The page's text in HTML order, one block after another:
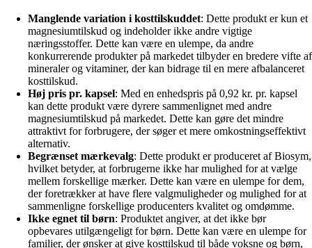
Manglende variation i kosttilskuddet: Dette produkt er kun et
magnesiumtilskud og indeholder ikke andre vigtige
næringsstoffer. Dette kan være en ulempe, da andre
konkurrerende produkter på markedet tilbyder en bredere vifte af
mineraler og vitaminer, der kan bidrage til en mere afbalanceret
kosttilskud.
Høj pris pr. kapsel: Med en enhedspris på 0,92 kr. pr. kapsel
kan dette produkt være dyrere sammenlignet med andre
magnesiumtilskud på markedet. Dette kan gøre det mindre
attraktivt for forbrugere, der søger et mere omkostningseffektivt
alternativ.
Begrænset mærkevalg: Dette produkt er produceret af Biosym,
hvilket betyder, at forbrugerne ikke har mulighed for at vælge
mellem forskellige mærker. Dette kan være en ulempe for dem,
der foretrækker at have flere valgmuligheder og mulighed for at
sammenligne forskellige producenters kvalitet og omdømme.
Ikke egnet til børn: Produktet angiver, at det ikke bør
opbevares utilgængeligt for børn. Dette kan være en ulempe for
familier, der ønsker at give kosttilskud til både voksne og børn,